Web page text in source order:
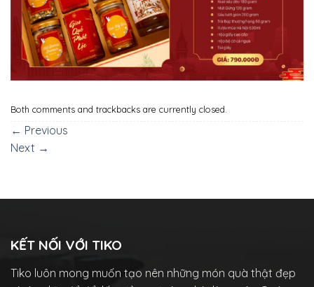
Both comments and trackbacks are currently closed.
← Previous
Next →
KẾT NỐI VỚI TIKO
Tiko luôn mong muốn tạo nên những món quà thật đẹp